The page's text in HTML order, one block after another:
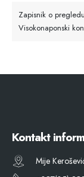
Zapisnik o
Visokonaponski
Kontakt
Mije